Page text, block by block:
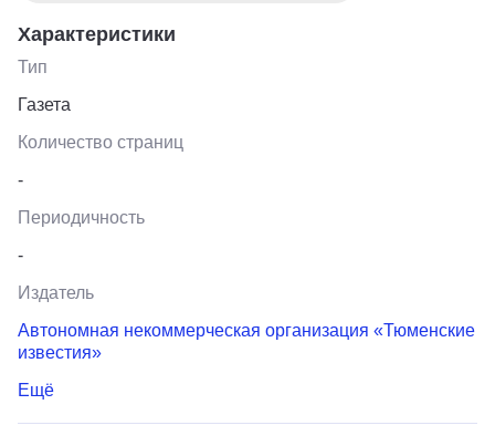
Характеристики
Тип
Газета
Количество страниц
-
Периодичность
-
Издатель
Автономная некоммерческая организация «Тюменские
известия»
Ещё